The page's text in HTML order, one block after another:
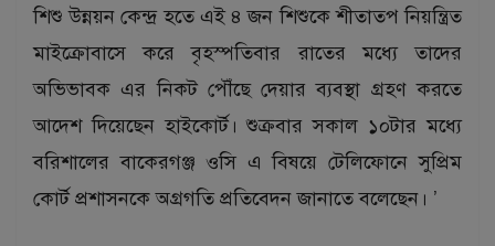
শিশু উন্নয়ন কেন্দ্র হতে এই ৪ জন শিশুকে শীতাতপ নিয়ন্ত্রিত
মাইক্রোবাসে করে বৃহস্পতিবার রাতের মধ্যে তাদের
অভিভাবক এর নিকট পৌঁছে দেয়ার ব্যবস্থা গ্রহণ করতে
আদেশ দিয়েছেন হাইকোর্ট। শুক্রবার সকাল ১০টার মধ্যে
বরিশালের বাকেরগঞ্জ ওসি এ বিষয়ে টেলিফোনে সুপ্রিম
কোর্ট প্রশাসনকে অগ্রগতি প্রতিবেদন জানাতে বলেছেন। ’